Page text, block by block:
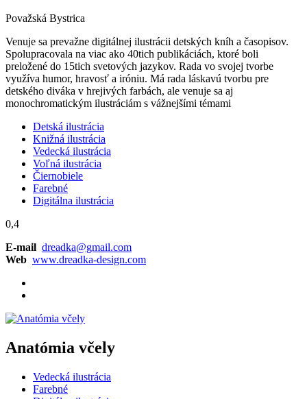
Považská Bystrica
Venuje sa prevažne digitálnej ilustrácii detských kníh a časopisov.
Spolupracovala na viac ako 40tich publikáciách, ktoré boli
preložené do 15tich svetových jazykov. Rada vo svojej tvorbe
využíva humor, hravosť a iróniu. Má rada láskavú tvorbu pre
detského diváka v hrejivých farbách, ale venuje sa aj
monochromatickým ilustráciám s vážnejšími témami
Detská ilustrácia
Knižná ilustrácia
Vedecká ilustrácia
Voľná ilustrácia
Čiernobiele
Farebné
Digitálna ilustrácia
0,4
E-mail dreadka@gmail.com
Web www.dreadka-design.com
Anatómia včely
Vedecká ilustrácia
Farebné